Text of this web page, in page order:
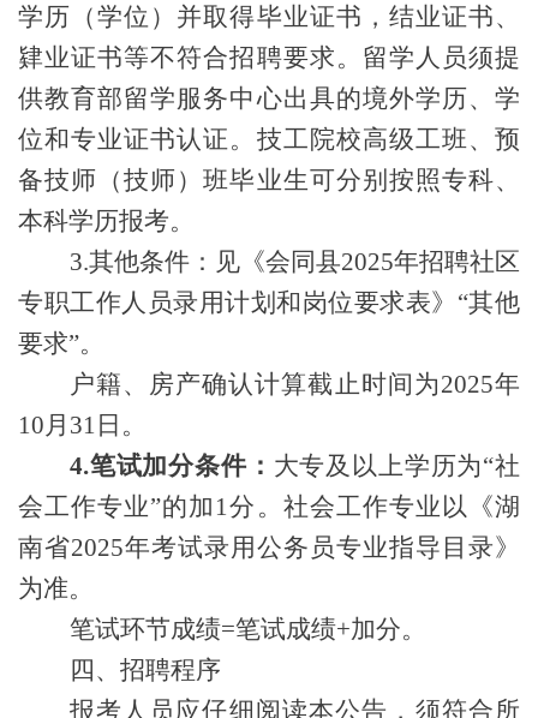
学历（学位）并取得毕业证书，结业证书、
肄业证书等不符合招聘要求。留学人员须提
供教育部留学服务中心出具的境外学历、学
位和专业证书认证。 技工院校高级工班、预
备技师（技师）班毕业生可分别按照专科、
本科学历报考。
3.其他条件：见《会同县2025年招聘社区
专职工作人员录用计划和岗位要求表》“其他
要求”。
户籍、房产确认计算截止时间为2025年
10月31日。
4.笔试加分条件： 大专及以上学历为“社
会工作专业”的加 1分 。 社会工作专业以《湖
南省2025年考试录用公务员专业指导目录》
为准。
笔试环节成绩=笔试成绩+加分。
四、招聘程序
报考人员应仔细阅读本公告，须符合所